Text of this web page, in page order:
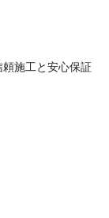
施工と安心保証